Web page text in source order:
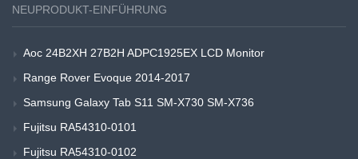
NEUPRODUKT-EINFÜHRUNG
Aoc 24B2XH 27B2H ADPC1925EX LCD Monitor
Range Rover Evoque 2014-2017
Samsung Galaxy Tab S11 SM-X730 SM-X736
Fujitsu RA54310-0101
Fujitsu RA54310-0102